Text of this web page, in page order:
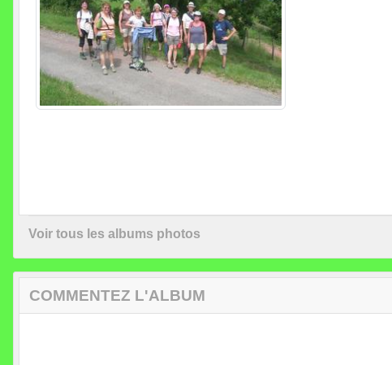
Voir tous les albums photos
COMMENTEZ L'ALBUM